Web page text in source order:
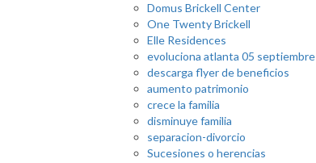
Domus Brickell Center
One Twenty Brickell
Elle Residences
evoluciona atlanta 05 septiembre
descarga flyer de beneficios
aumento patrimonio
crece la familia
disminuye familia
separacion-divorcio
Sucesiones o herencias